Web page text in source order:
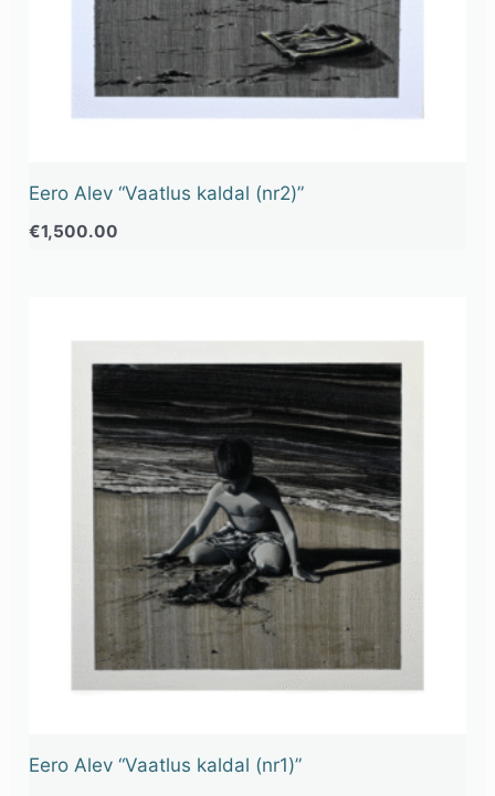
Eero Alev “Vaatlus kaldal (nr2)”
€1,500.00
Eero Alev “Vaatlus kaldal (nr1)”